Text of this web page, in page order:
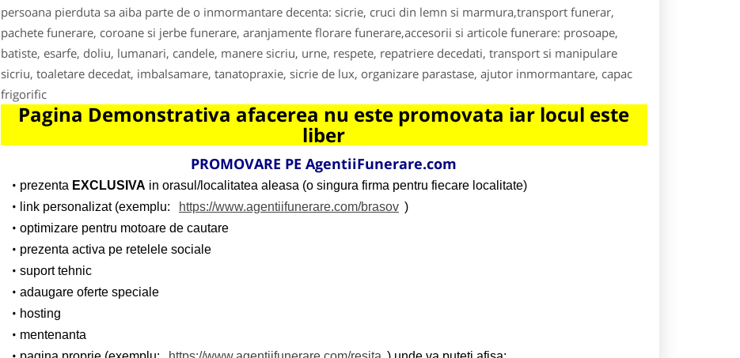
persoana pierduta sa aiba parte de o inmormantare decenta: sicrie, cruci din lemn si marmura,transport funerar,
pachete funerare, coroane si jerbe funerare, aranjamente florare funerare,accesorii si articole funerare: prosoape,
batiste, esarfe, doliu, lumanari, candele, manere sicriu, urne, respete, repatriere decedati, transport si manipulare
sicriu, toaletare decedat, imbalsamare, tanatopraxie, sicrie de lux, organizare parastase, ajutor inmormantare, capac
frigorific
Pagina Demonstrativa afacerea nu este promovata iar locul este
liber
PROMOVARE PE AgentiiFunerare.com
prezenta EXCLUSIVA in orasul/localitatea aleasa (o singura firma pentru fiecare localitate)
link personalizat (exemplu:
https://www.agentiifunerare.com/brasov )
optimizare pentru motoare de cautare
prezenta activa pe retelele sociale
suport tehnic
adaugare oferte speciale
hosting
mentenanta